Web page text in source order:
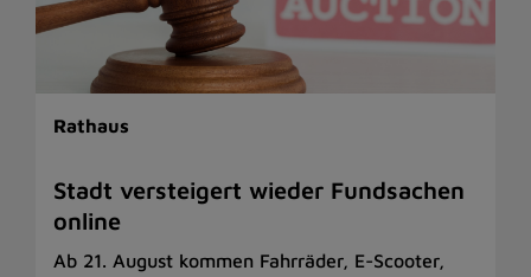
Rathaus
Stadt versteigert wieder Fundsachen
online
Ab 21. August kommen Fahrräder, E-Scooter,